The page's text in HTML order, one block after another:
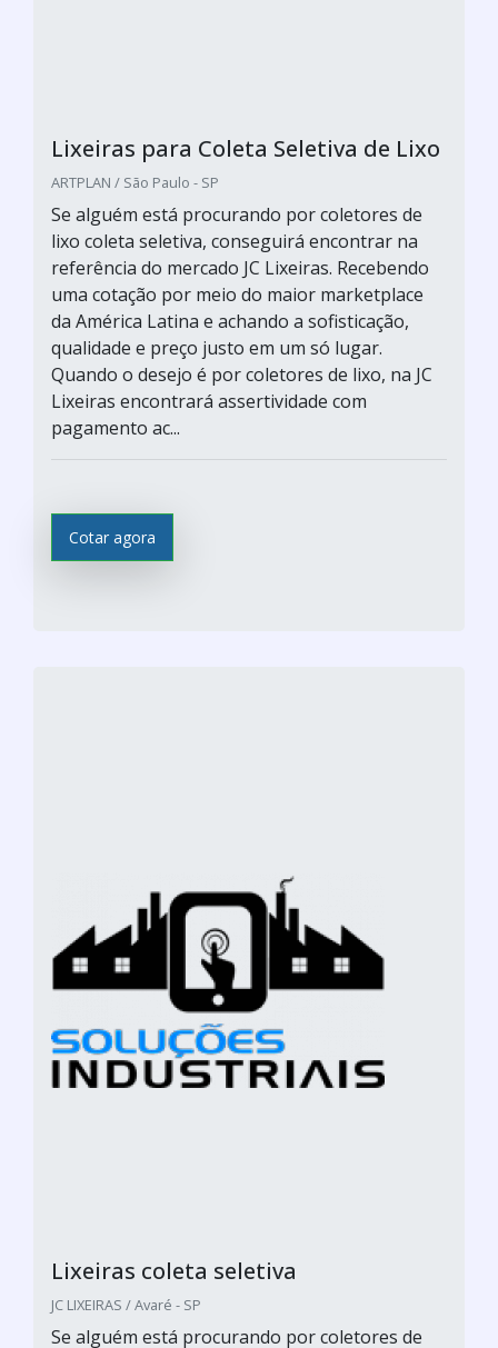
Lixeiras para Coleta Seletiva de Lixo
ARTPLAN / São Paulo - SP
Se alguém está procurando por coletores de
lixo coleta seletiva, conseguirá encontrar na
referência do mercado JC Lixeiras. Recebendo
uma cotação por meio do maior marketplace
da América Latina e achando a sofisticação,
qualidade e preço justo em um só lugar.
Quando o desejo é por coletores de lixo, na JC
Lixeiras encontrará assertividade com
pagamento ac...
Cotar agora
Lixeiras coleta seletiva
JC LIXEIRAS / Avaré - SP
Se alguém está procurando por coletores de